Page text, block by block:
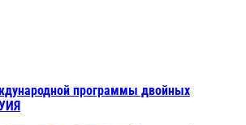
программы двойных